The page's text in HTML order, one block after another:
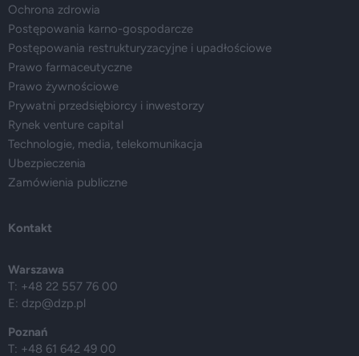
Ochrona zdrowia
Postępowania karno-gospodarcze
Postępowania restrukturyzacyjne i upadłościowe
Prawo farmaceutyczne
Prawo żywnościowe
Prywatni przedsiębiorcy i inwestorzy
Rynek venture capital
Technologie, media, telekomunikacja
Ubezpieczenia
Zamówienia publiczne
Kontakt
Warszawa
T: +48 22 557 76 00
E: dzp@dzp.pl
Poznań
T: +48 61 642 49 00